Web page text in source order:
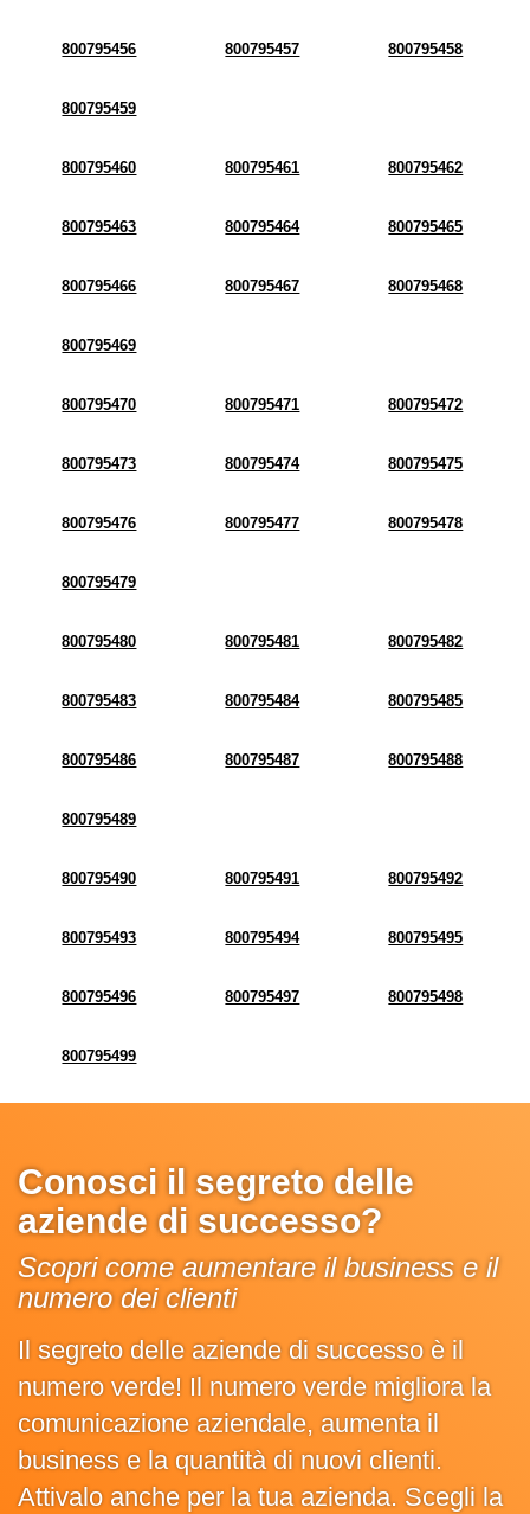
800795456 800795457 800795458
800795459
800795460 800795461 800795462
800795463 800795464 800795465
800795466 800795467 800795468
800795469
800795470 800795471 800795472
800795473 800795474 800795475
800795476 800795477 800795478
800795479
800795480 800795481 800795482
800795483 800795484 800795485
800795486 800795487 800795488
800795489
800795490 800795491 800795492
800795493 800795494 800795495
800795496 800795497 800795498
800795499
Conosci il segreto delle
aziende di successo?
Scopri come aumentare il business e il
numero dei clienti
Il segreto delle aziende di successo è il
numero verde! Il numero verde migliora la
comunicazione aziendale, aumenta il
business e la quantità di nuovi clienti.
Attivalo anche per la tua azienda. Scegli la